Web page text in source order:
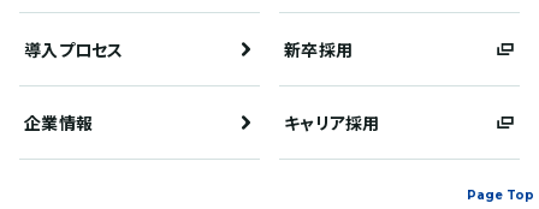
導入プロセス 新卒採用
企業情報 キャリア採用
Page Top